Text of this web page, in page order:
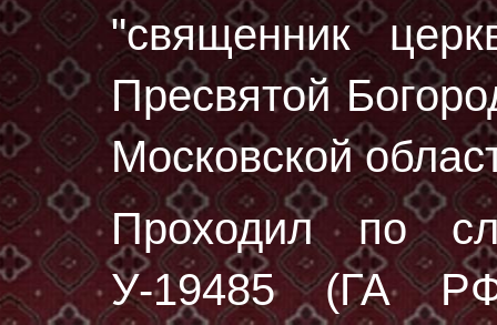
"священник
Пресвятой
Московской
Проходил по
У-19485 (ГА